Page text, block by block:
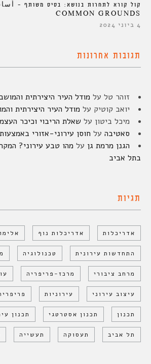
קול קורא לתחרות בנושא: בסיס משותף –
COMMON GROUNDS
4 ביוני 2024
תגובות אחרונות
זוהר טל על מודל העיר היצירתית
יואב קוטיק על מודל העיר היצירתית
מיכל ביטון על שאלת הריבוי וכיכר
סאטיבה על חוסן עירוני-אזורי
הגנן מרמת גן על מהו טבע עירוני?
בתל אביב
תגיות
אדריכלות אדריכלות נוף
התחדשות עירונית טכנולוגיה
מרחב ציבורי מרכז-פריפריה
עיצוב עירוני עירוניות
תכנון תכנון אסטרטגי תכנון
תל אביב תעסוקה תעשייה